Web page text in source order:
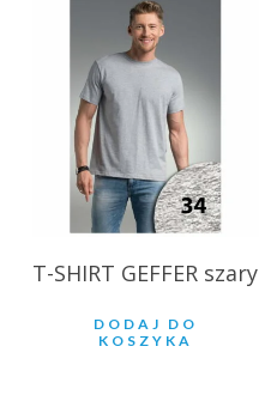
18.59zł
T-SHIRT GEFFER szary
DODAJ DO
KOSZYKA